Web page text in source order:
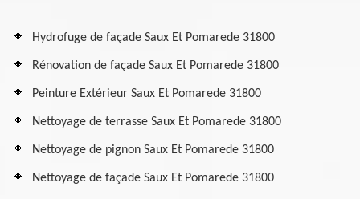
Hydrofuge de façade Saux Et Pomarede 31800
Rénovation de façade Saux Et Pomarede 31800
Peinture Extérieur Saux Et Pomarede 31800
Nettoyage de terrasse Saux Et Pomarede 31800
Nettoyage de pignon Saux Et Pomarede 31800
Nettoyage de façade Saux Et Pomarede 31800